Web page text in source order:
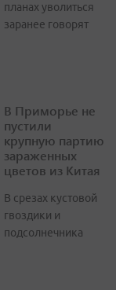
планах уволиться
заранее говорят
В Приморье не
пустили
крупную партию
зараженных
цветов из Китая
В срезах кустовой
гвоздики и
подсолнечника